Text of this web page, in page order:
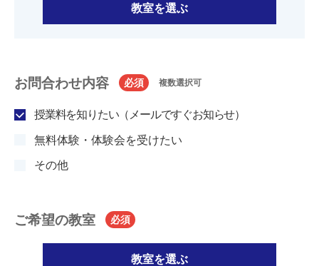
教室を選ぶ
お問合わせ内容 必須 複数選択可
授業料を知りたい（メールですぐお知らせ）
無料体験・体験会を受けたい
その他
ご希望の教室 必須
教室を選ぶ